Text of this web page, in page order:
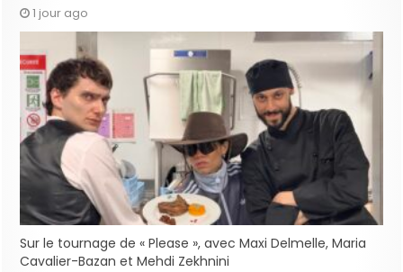
1 jour ago
Sur le tournage de « Please », avec Maxi Delmelle, Maria
Cavalier-Bazan et Mehdi Zekhnini